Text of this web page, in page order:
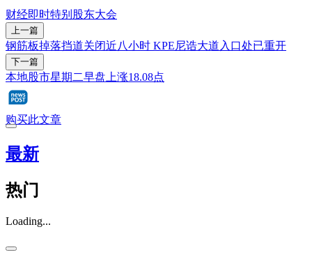
财经即时特别股东大会
上一篇
钢筋板掉落挡道关闭近八小时 KPE尼诰大道入口处已重开
下一篇
本地股市星期二早盘上涨18.08点
购买此文章
最新
热门
Loading...